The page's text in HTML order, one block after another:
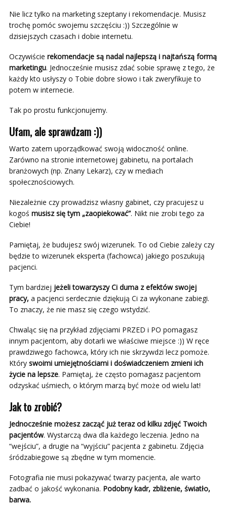
Nie licz tylko na marketing szeptany i rekomendacje. Musisz
trochę pomóc swojemu szczęściu :)) Szczególnie w
dzisiejszych czasach i dobie internetu.
Oczywiście rekomendacje są nadal najlepszą i najtańszą formą
marketingu. Jednocześnie musisz zdać sobie sprawę z tego, że
każdy kto usłyszy o Tobie dobre słowo i tak zweryfikuje to
potem w internecie.
Tak po prostu funkcjonujemy.
Ufam, ale sprawdzam :))
Warto zatem uporządkować swoją widoczność online.
Zarówno na stronie internetowej gabinetu, na portalach
branżowych (np. Znany Lekarz), czy w mediach
społecznościowych.
Niezależnie czy prowadzisz własny gabinet, czy pracujesz u
kogoś musisz się tym „zaopiekować”. Nikt nie zrobi tego za
Ciebie!
Pamiętaj, że budujesz swój wizerunek. To od Ciebie zależy czy
będzie to wizerunek eksperta (fachowca) jakiego poszukują
pacjenci.
Tym bardziej jeżeli towarzyszy Ci duma z efektów swojej
pracy, a pacjenci serdecznie dziękują Ci za wykonane zabiegi.
To znaczy, że nie masz się czego wstydzić.
Chwaląc się na przykład zdjęciami PRZED i PO pomagasz
innym pacjentom, aby dotarli we właściwe miejsce :)) W ręce
prawdziwego fachowca, który ich nie skrzywdzi lecz pomoże.
Który swoimi umiejętnościami i doświadczeniem zmieni ich
życie na lepsze. Pamiętaj, że często pomagasz pacjentom
odzyskać uśmiech, o którym marzą być może od wielu lat!
Jak to zrobić?
Jednocześnie możesz zacząć już teraz od kilku zdjęć Twoich
pacjentów. Wystarczą dwa dla każdego leczenia. Jedno na
“wejściu”, a drugie na “wyjściu” pacjenta z gabinetu. Zdjęcia
śródzabiegowe są zbędne w tym momencie.
Fotografia nie musi pokazywać twarzy pacjenta, ale warto
zadbać o jakość wykonania. Podobny kadr, zbliżenie, światło,
barwa.